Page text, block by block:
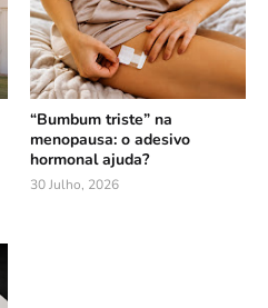
“Bumbum triste” na
menopausa: o adesivo
hormonal ajuda?
30 Julho, 2026